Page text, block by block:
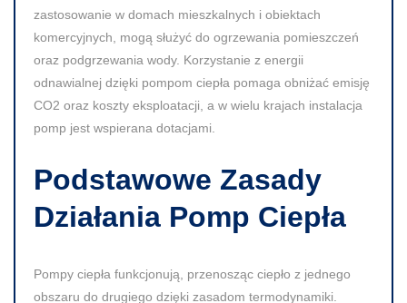
zastosowanie w domach mieszkalnych i obiektach
komercyjnych, mogą służyć do ogrzewania pomieszczeń
oraz podgrzewania wody. Korzystanie z energii
odnawialnej dzięki pompom ciepła pomaga obniżać emisję
CO2 oraz koszty eksploatacji, a w wielu krajach instalacja
pomp jest wspierana dotacjami.
Podstawowe Zasady
Działania Pomp Ciepła
Pompy ciepła funkcjonują, przenosząc ciepło z jednego
obszaru do drugiego dzięki zasadom termodynamiki.